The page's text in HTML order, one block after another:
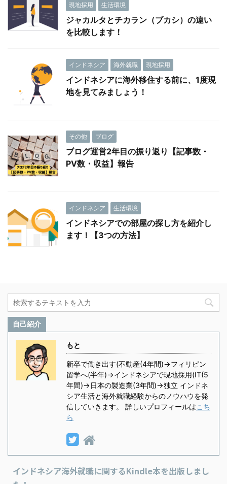
現地採用
生活環境
ジャカルタとチカラン（ブカシ）の違い
を比較します！
インドネシア 海外就職 現地採用
インドネシアに海外移住する前に、1度現
地を見てみましょう！
その他 ブログ
ブログ運営2年目の振り返り【記事数・
PV数・収益】報告
インドネシア 生活環境
インドネシアでの部屋の探し方を紹介し
ます！【3つの方法】
自己紹介
もと
新卒で働き出す(不動産(4年間)→フィリピン
留学へ(半年)→インドネシアで現地採用(IT(5
年間)→日本の製造業(3年間)→独立 インドネ
シア生活と海外就職経験からのノウハウを発
信していきます。 詳しいプロフィールはこち
ら
インドネシア海外就職に関するKindle本を出版しまし